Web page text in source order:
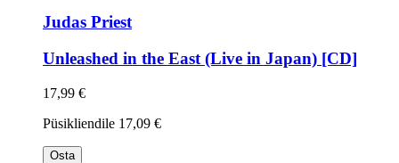
Judas Priest
Unleashed in the East (Live in Japan) [CD]
17,99 €
Püsikliendile 17,09 €
Osta